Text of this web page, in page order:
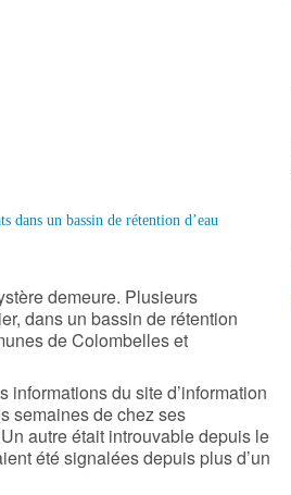
demeure. Plusieurs
dans un bassin de rétention
de Colombelles et
du site d’information
semaines de chez ses
autre était introuvable depuis le
été signalées depuis plus d’un